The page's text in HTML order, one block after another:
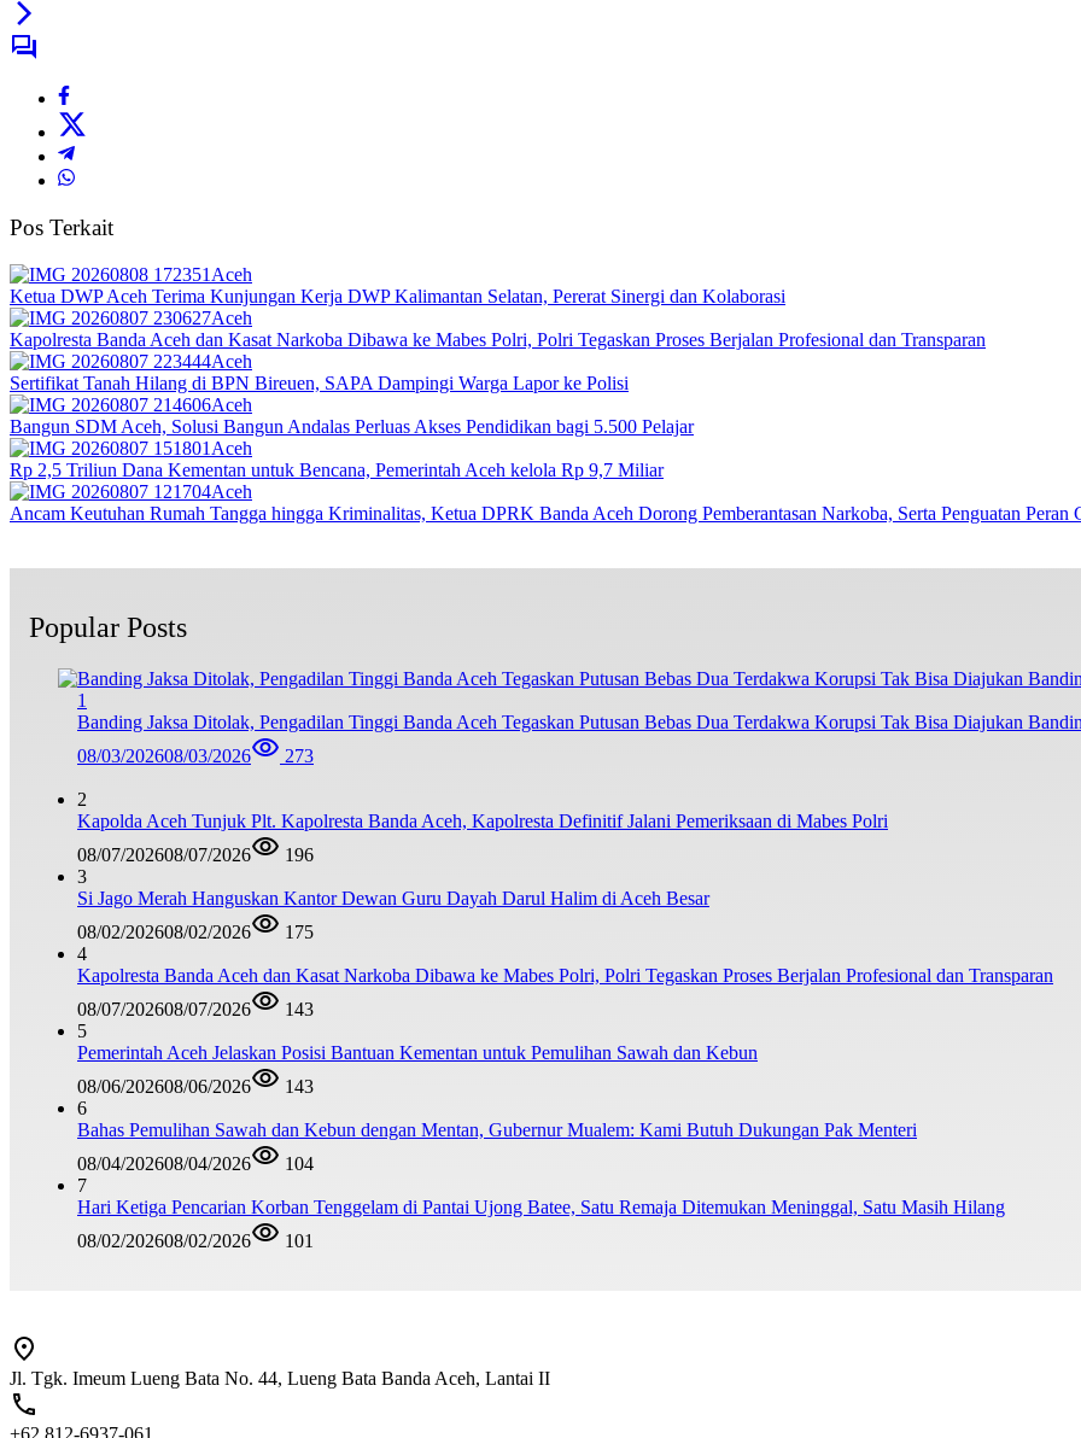
Pos Terkait
Aceh
Ketua DWP Aceh Terima Kunjungan Kerja DWP Kalimantan Selatan, Pererat Sinergi dan Kolaborasi
Aceh
Kapolresta Banda Aceh dan Kasat Narkoba Dibawa ke Mabes Polri, Polri Tegaskan Proses Berjalan Profesional dan Transparan
Aceh
Sertifikat Tanah Hilang di BPN Bireuen, SAPA Dampingi Warga Lapor ke Polisi
Aceh
Bangun SDM Aceh, Solusi Bangun Andalas Perluas Akses Pendidikan bagi 5.500 Pelajar
Aceh
Rp 2,5 Triliun Dana Kementan untuk Bencana, Pemerintah Aceh kelola Rp 9,7 Miliar‎
Aceh
Ancam Keutuhan Rumah Tangga hingga Kriminalitas, Ketua DPRK Banda Aceh Dorong Pemberantasan Narkoba, Serta Penguatan Peran
Popular Posts
1
Banding Jaksa Ditolak, Pengadilan Tinggi Banda Aceh Tegaskan Putusan Bebas Dua Terdakwa Korupsi Tak Bisa Diajukan
08/03/202608/03/2026 273
2
Kapolda Aceh Tunjuk Plt. Kapolresta Banda Aceh, Kapolresta Definitif Jalani Pemeriksaan di Mabes Polri
08/07/202608/07/2026
196
3
Si Jago Merah Hanguskan Kantor Dewan Guru Dayah Darul Halim di Aceh Besar
08/02/202608/02/2026
175
4
Kapolresta Banda Aceh dan Kasat Narkoba Dibawa ke Mabes Polri, Polri Tegaskan Proses Berjalan Profesional dan Transparan
08/07/202608/07/2026
143
5
Pemerintah Aceh Jelaskan Posisi Bantuan Kementan untuk Pemulihan Sawah dan Kebun
08/06/202608/06/2026
143
6
Bahas Pemulihan Sawah dan Kebun dengan Mentan, Gubernur Mualem: Kami Butuh Dukungan Pak Menteri
08/04/202608/04/2026
104
7
Hari Ketiga Pencarian Korban Tenggelam di Pantai Ujong Batee, Satu Remaja Ditemukan Meninggal, Satu Masih Hilang
08/02/202608/02/2026 101
Jl. Tgk. Imeum Lueng Bata No. 44, Lueng Bata Banda Aceh, Lantai II